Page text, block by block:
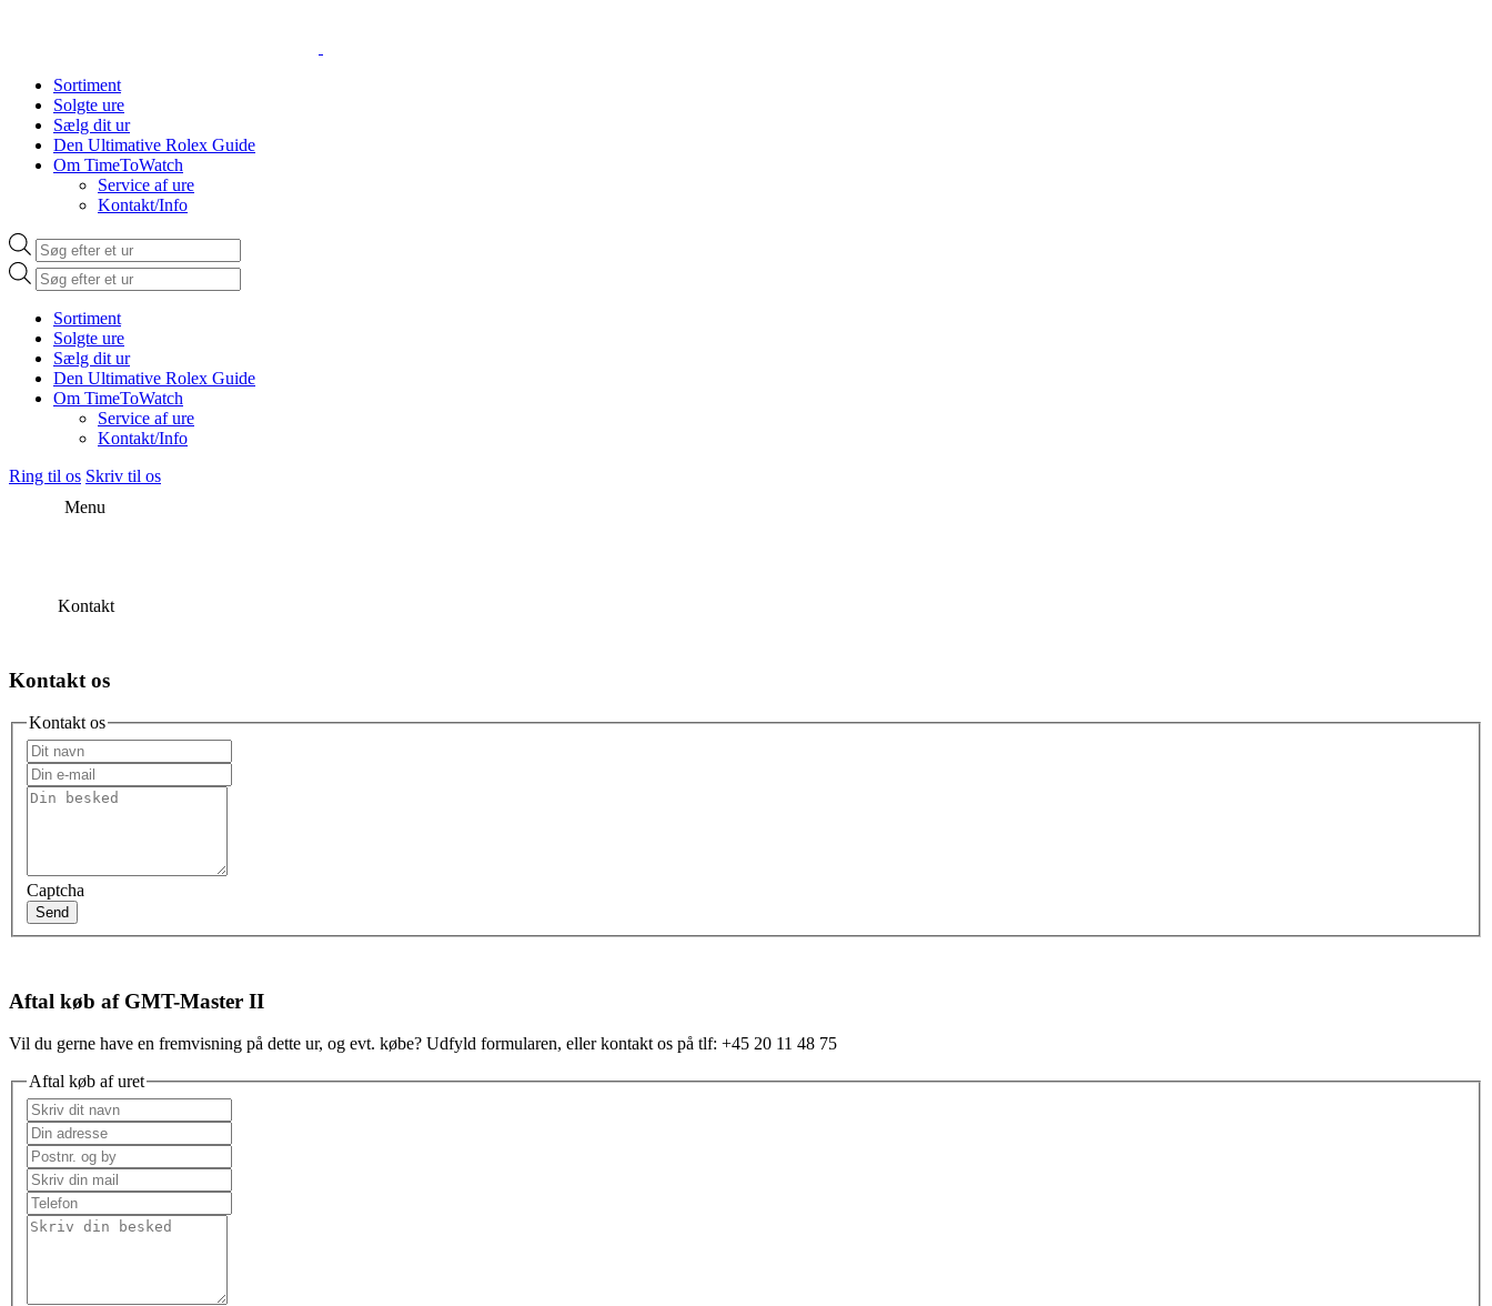
Sortiment
Solgte ure
Sælg dit ur
Den Ultimative Rolex Guide
Om TimeToWatch
Service af ure
Kontakt/Info
Products
search
Products
search
Sortiment
Solgte ure
Sælg dit ur
Den Ultimative Rolex Guide
Om TimeToWatch
Service af ure
Kontakt/Info
Ring til os Skriv til os
Menu
Kontakt
Kontakt os
Kontakt os
Captcha
Send
Aftal køb af GMT-Master II
Vil du gerne have en fremvisning på dette ur, og evt. købe? Udfyld formularen, eller kontakt os på tlf: +45 20 11 48 75
Aftal køb af uret